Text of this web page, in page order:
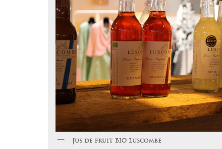
Jus de fruit BIO Luscombe